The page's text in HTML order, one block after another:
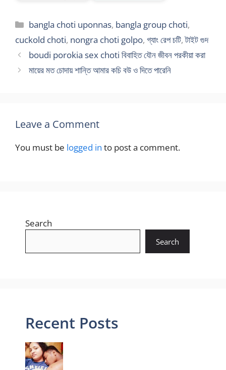
Categories
bangla choti uponnas, bangla group choti,
cuckold choti, nongra choti golpo, গ্যাং রেপ চটি,টাইট গুদ
boudi porokia sex choti বিবাহিত যৌন জীবন পরকীয়া করা
মায়ের মত চোদায় শান্তি আমার কচি বউ ও দিতে পারেনি
Leave a Comment
You must be logged in to post a comment.
Search
Search
Recent Posts